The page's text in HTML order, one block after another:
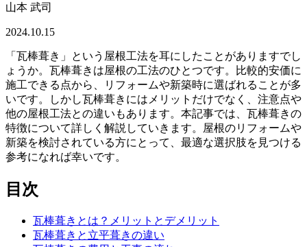
山本 武司
2024.10.15
「瓦棒葺き」という屋根工法を耳にしたことがありますでし
ょうか。瓦棒葺きは屋根の工法のひとつです。比較的安価に
施工できる点から、リフォームや新築時に選ばれることが多
いです。しかし瓦棒葺きにはメリットだけでなく、注意点や
他の屋根工法との違いもあります。本記事では、瓦棒葺きの
特徴について詳しく解説していきます。屋根のリフォームや
新築を検討されている方にとって、最適な選択肢を見つける
参考になれば幸いです。
目次
瓦棒葺きとは？メリットとデメリット
瓦棒葺きと立平葺きの違い